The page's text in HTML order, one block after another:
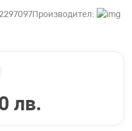
Производител:
лв.